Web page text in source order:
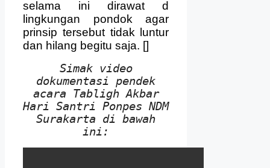
selama ini dirawat d
lingkungan pondok agar
prinsip tersebut tidak luntur
dan hilang begitu saja. []
Simak video
dokumentasi pendek
acara Tabligh Akbar
Hari Santri Ponpes NDM
Surakarta di bawah
ini: